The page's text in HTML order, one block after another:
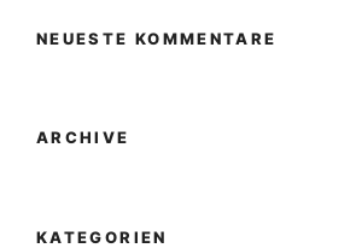
NEUESTE KOMMENTARE
ARCHIVE
KATEGORIEN